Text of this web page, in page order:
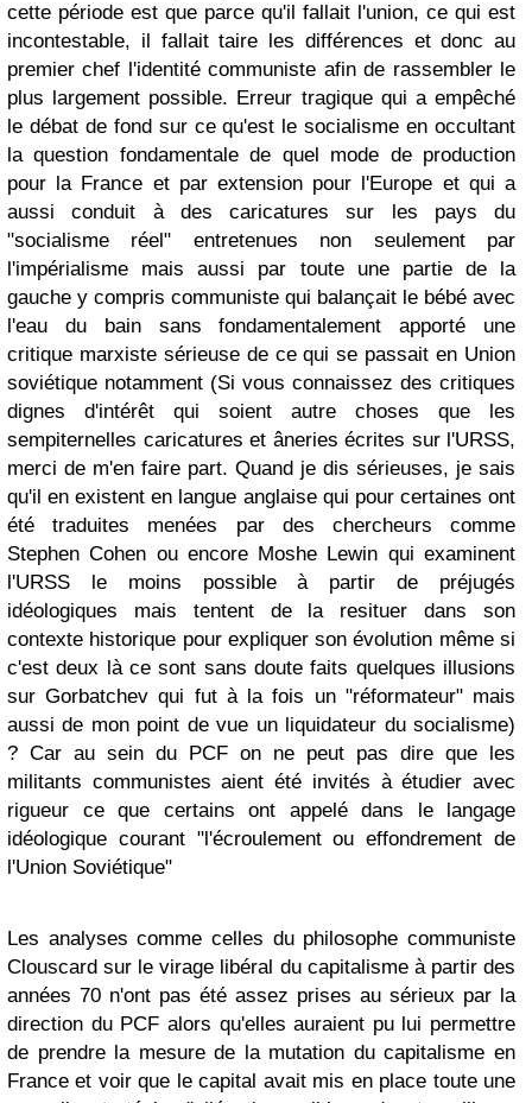
cette période est que parce qu'il fallait l'union, ce qui est
incontestable, il fallait taire les différences et donc au
premier chef l'identité communiste afin de rassembler le
plus largement possible. Erreur tragique qui a empêché
le débat de fond sur ce qu'est le socialisme en occultant
la question fondamentale de quel mode de production
pour la France et par extension pour l'Europe et qui a
aussi conduit à des caricatures sur les pays du
"socialisme réel" entretenues non seulement par
l'impérialisme mais aussi par toute une partie de la
gauche y compris communiste qui balançait le bébé avec
l'eau du bain sans fondamentalement apporté une
critique marxiste sérieuse de ce qui se passait en Union
soviétique notamment (Si vous connaissez des critiques
dignes d'intérêt qui soient autre choses que les
sempiternelles caricatures et âneries écrites sur l'URSS,
merci de m'en faire part. Quand je dis sérieuses, je sais
qu'il en existent en langue anglaise qui pour certaines ont
été traduites menées par des chercheurs comme
Stephen Cohen ou encore Moshe Lewin qui examinent
l'URSS le moins possible à partir de préjugés
idéologiques mais tentent de la resituer dans son
contexte historique pour expliquer son évolution même si
c'est deux là ce sont sans doute faits quelques illusions
sur Gorbatchev qui fut à la fois un "réformateur" mais
aussi de mon point de vue un liquidateur du socialisme)
? Car au sein du PCF on ne peut pas dire que les
militants communistes aient été invités à étudier avec
rigueur ce que certains ont appelé dans le langage
idéologique courant "l'écroulement ou effondrement de
l'Union Soviétique"
Les analyses comme celles du philosophe communiste
Clouscard sur le virage libéral du capitalisme à partir des
années 70 n'ont pas été assez prises au sérieux par la
direction du PCF alors qu'elles auraient pu lui permettre
de prendre la mesure de la mutation du capitalisme en
France et voir que le capital avait mis en place toute une